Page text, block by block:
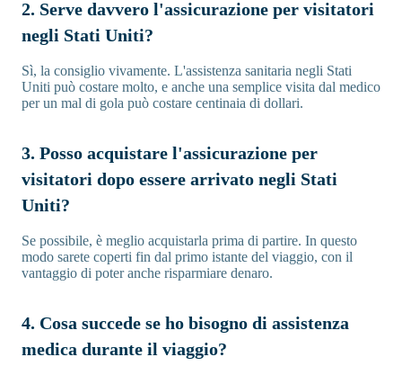
2. Serve davvero l'assicurazione per visitatori
negli Stati Uniti?
Sì, la consiglio vivamente. L'assistenza sanitaria negli Stati
Uniti può costare molto, e anche una semplice visita dal medico
per un mal di gola può costare centinaia di dollari.
3. Posso acquistare l'assicurazione per
visitatori dopo essere arrivato negli Stati
Uniti?
Se possibile, è meglio acquistarla prima di partire. In questo
modo sarete coperti fin dal primo istante del viaggio, con il
vantaggio di poter anche risparmiare denaro.
4. Cosa succede se ho bisogno di assistenza
medica durante il viaggio?